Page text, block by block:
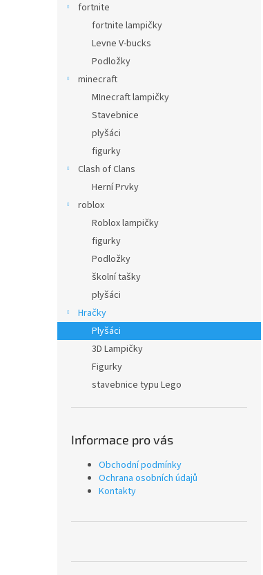
fortnite
fortnite lampičky
Levne V-bucks
Podložky
minecraft
MInecraft lampičky
Stavebnice
plyšáci
figurky
Clash of Clans
Herní Prvky
roblox
Roblox lampičky
figurky
Podložky
školní tašky
plyšáci
Hračky
Plyšáci
3D Lampičky
Figurky
stavebnice typu Lego
Informace pro vás
Obchodní podmínky
Ochrana osobních údajů
Kontakty